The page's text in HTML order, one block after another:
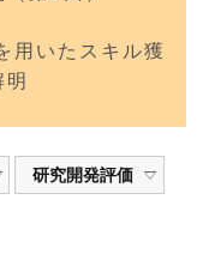
いたスキル獲
研究開発評価